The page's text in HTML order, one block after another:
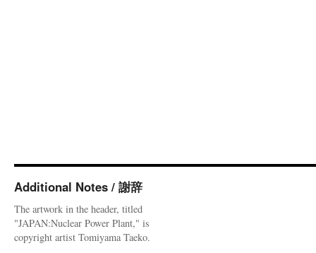
Additional Notes / 謝辞
The artwork in the header, titled
"JAPAN:Nuclear Power Plant," is
copyright artist Tomiyama Taeko.